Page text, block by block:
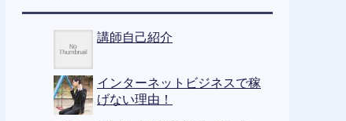
講師自己紹介
インターネットビジネスで稼
げない理由！